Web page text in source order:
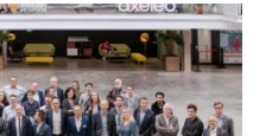
Matin